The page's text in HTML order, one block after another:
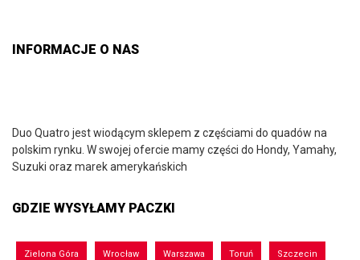
INFORMACJE O NAS
Duo Quatro jest wiodącym sklepem z częściami do quadów na
polskim rynku. W swojej ofercie mamy części do Hondy, Yamahy,
Suzuki oraz marek amerykańskich
GDZIE WYSYŁAMY PACZKI
Zielona Góra Wrocław Warszawa Toruń Szczecin